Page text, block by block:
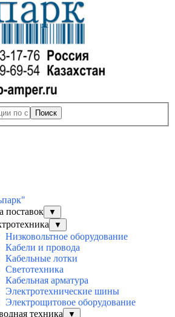
Поиск
поставок
▼
▼
Низковольтное оборудование
Кабели и провода
Кабельные лотки
Светотехника
Кабельная арматура
Электротехнические шины
Электрощитовое оборудование
техника
▼